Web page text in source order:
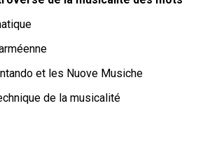
et les Nuove Musiche
de la musicalité